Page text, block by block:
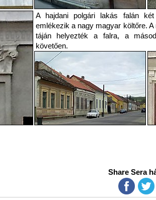
A hajdani polgári lakás falán
emlékezik a nagy magyar költőre.
táján helyezték a falra, a
követően.
Share Sera